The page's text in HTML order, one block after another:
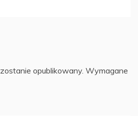
opublikowany. Wymagane